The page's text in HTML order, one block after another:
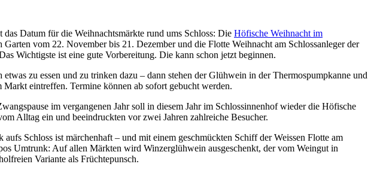
Datum für die Weihnachtsmärkte rund ums Schloss: Die Höfische Weihnacht im
vom 22. November bis 21. Dezember und die Flotte Weihnacht am Schlossanleger der
Wichtigste ist eine gute Vorbereitung. Die kann schon jetzt beginnen.
zu essen und zu trinken dazu – dann stehen der Glühwein in der Thermospumpkanne und
eintreffen. Termine können ab sofort gebucht werden.
im vergangenen Jahr soll in diesem Jahr im Schlossinnenhof wieder die Höfische
Alltag ein und beeindruckten vor zwei Jahren zahlreiche Besucher.
Schloss ist märchenhaft – und mit einem geschmückten Schiff der Weissen Flotte am
Umtrunk: Auf allen Märkten wird Winzerglühwein ausgeschenkt, der vom Weingut in
Variante als Früchtepunsch.